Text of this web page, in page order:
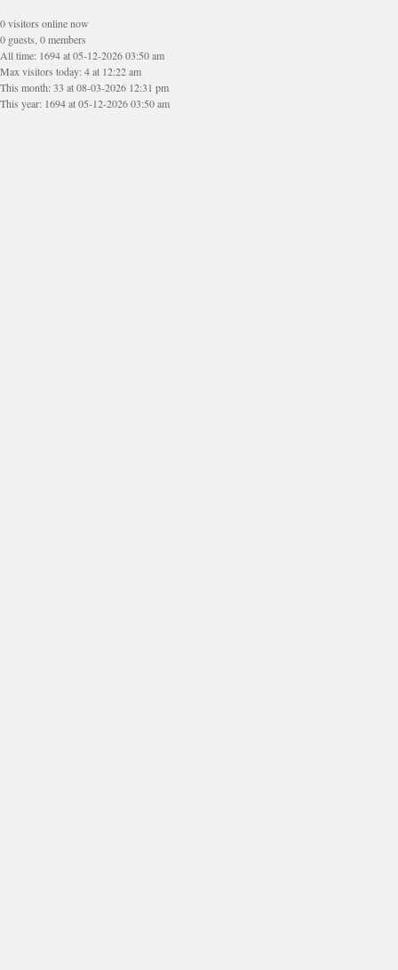
0 visitors online now
0 guests, 0 members
All time: 1694 at 05-12-2026 03:50 am
Max visitors today: 4 at 12:22 am
This month: 33 at 08-03-2026 12:31 pm
This year: 1694 at 05-12-2026 03:50 am